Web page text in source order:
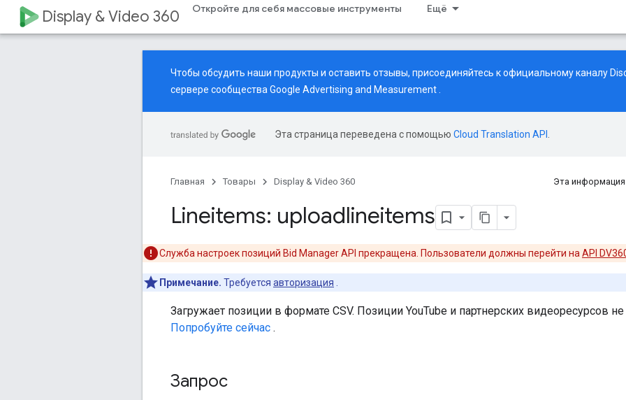
Display & Video 360 Откройте для себя массовые инструменты Ещё
Чтобы обсудить наши продукты и оставить отзывы, присоединяйтесь к официальному каналу
сервере сообщества Google Advertising and Measurement
Эта страница переведена с помощью Cloud Translation API
Главная Товары Display & Video 360 Эта информация
Lineitems: uploadlineitems
Служба настроек позиций Bid Manager API прекращена. Пользователи должны перейти на API
Примечание. Требуется авторизация
Загружает позиции в формате CSV. Позиции YouTube и партнерских видеоресурсов
Попробуйте сейчас .
Запрос